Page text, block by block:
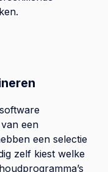
een
een selectie
zelf kiest welke